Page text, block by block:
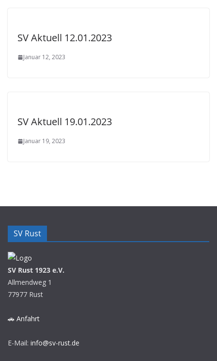
SV Aktuell 12.01.2023
Januar 12, 2023
SV Aktuell 19.01.2023
Januar 19, 2023
SV Rust
SV Rust 1923 e.V.
Allmendweg 1
77977 Rust
🚗 Anfahrt
E-Mail: info@sv-rust.de